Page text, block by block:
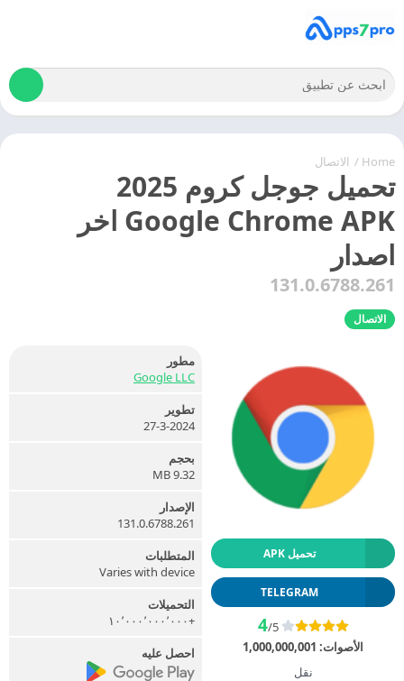
Home
/ الاتصال
تحميل جوجل كروم 2025
Google Chrome APK اخر
اصدار
131.0.6788.261
الاتصال
تحميل APK
TELEGRAM
4/5
الأصوات: 1,000,000,001
نقل
مطور
Google LLC
تطوير
27-3-2024
بحجم
9.32 MB
الإصدار
131.0.6788.261
المتطلبات
Varies with device
التحميلات
+١٠٬٠٠٠٬٠٠٠٬٠٠٠
احصل عليه